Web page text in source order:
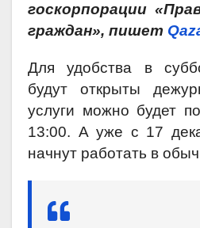
госкорпорации
граждан», пишет
Для удобства в
будут открыты
услуги можно будет
13:00. А уже с 17
начнут работать в